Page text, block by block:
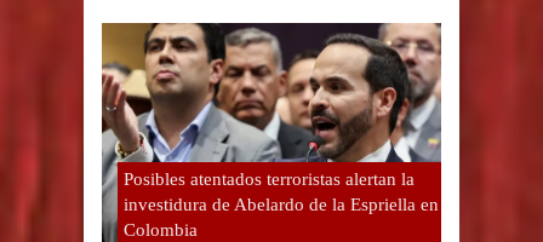
Posibles atentados terroristas alertan la
investidura de Abelardo de la Espriella en
Colombia